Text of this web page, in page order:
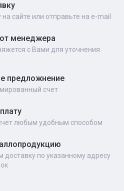
сайте или отправьте на e-mail
менеджера
с Вами для уточнения
предложнение
счет
любым удобным способом
по указанному адресу